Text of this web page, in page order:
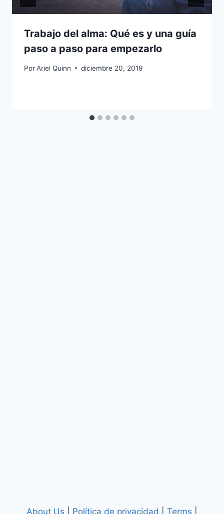
Trabajo del alma: Qué es y una guía
paso a paso para empezarlo
PorAriel Quinn diciembre 20, 2019
About Us Política de privacidad Terms